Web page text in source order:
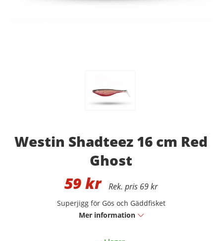
Westin Shadteez 16 cm Red
Ghost
59kr 69 kr
Superjigg för Gös och Gäddfisket
Mer information